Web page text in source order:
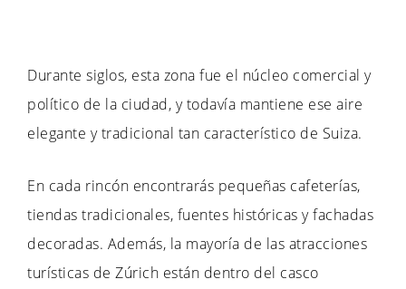
Durante siglos, esta zona fue el núcleo comercial y
político de la ciudad, y todavía mantiene ese aire
elegante y tradicional tan característico de Suiza.
En cada rincón encontrarás pequeñas cafeterías,
tiendas tradicionales, fuentes históricas y fachadas
decoradas. Además, la mayoría de las atracciones
turísticas de Zúrich están dentro del casco